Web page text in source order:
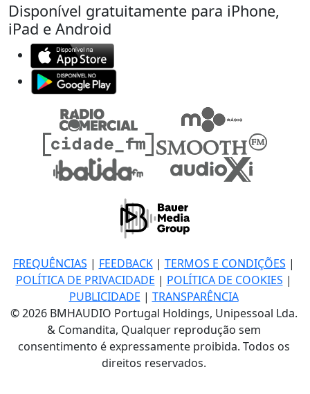
Disponível gratuitamente para iPhone,
iPad e Android
FREQUÊNCIAS | FEEDBACK| TERMOS E CONDIÇÕES |
POLÍTICA DE PRIVACIDADE | POLÍTICA DE COOKIES |
PUBLICIDADE | TRANSPARÊNCIA
© 2026 BMHAUDIO Portugal Holdings, Unipessoal Lda.
& Comandita, Qualquer reprodução sem
consentimento é expressamente proibida. Todos os
direitos reservados.